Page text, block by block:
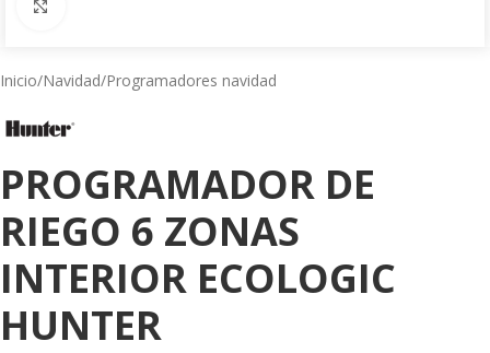
Inicio/Navidad/Programadores navidad
PROGRAMADOR DE
RIEGO 6 ZONAS
INTERIOR ECOLOGIC
HUNTER